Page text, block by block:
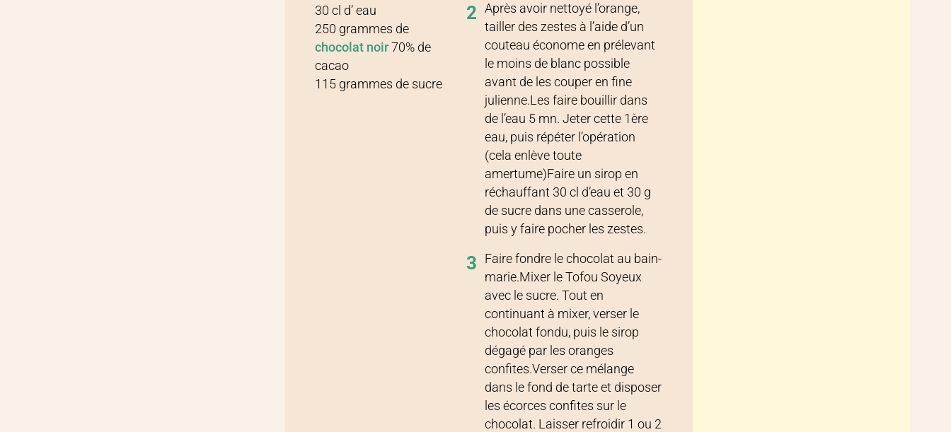
30 cl d’ eau
250 grammes de
chocolat noir70% de
cacao
115 grammes de sucre
2
Après avoir nettoyé l’orange,
tailler des zestes à l’aide d’un
couteau économe en prélevant
le moins de blanc possible
avant de les couper en fine
julienne.Les faire bouillir dans
de l’eau 5 mn. Jeter cette 1ère
eau, puis répéter l’opération
(cela enlève toute
amertume)Faire un sirop en
réchauffant 30 cl d’eau et 30 g
de sucre dans une casserole,
puis y faire pocher les zestes.
3
Faire fondre le chocolat au bain-
marie.Mixer le Tofou Soyeux
avec le sucre. Tout en
continuant à mixer, verser le
chocolat fondu, puis le sirop
dégagé par les oranges
confites.Verser ce mélange
dans le fond de tarte et disposer
les écorces confites sur le
chocolat. Laisser refroidir 1 ou 2